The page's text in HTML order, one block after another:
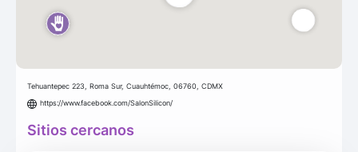
Tehuantepec 223, Roma Sur, Cuauhtémoc, 06760, CDMX
https://www.facebook.com/SalonSilicon/
Sitios cercanos